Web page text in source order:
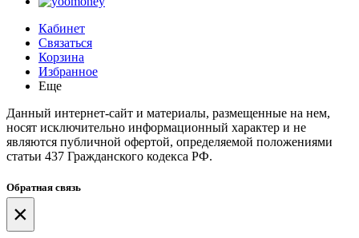
Кабинет
Связаться
Корзина
Избранное
Еще
Данный интернет-сайт и материалы, размещенные на нем,
носят исключительно информационный характер и не
являются публичной офертой, определяемой положениями
статьи 437 Гражданского кодекса РФ.
Обратная связь
×